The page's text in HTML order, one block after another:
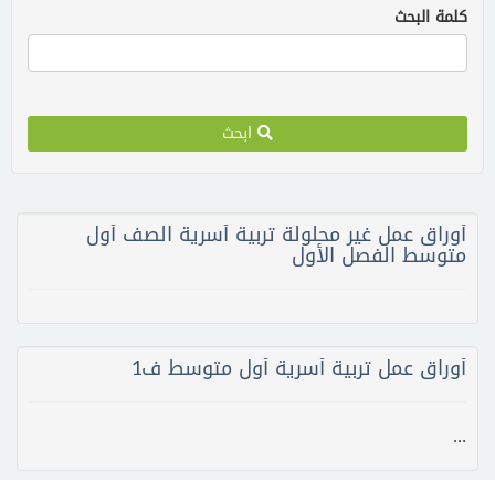
كلمة البحث
ابحث
أوراق عمل غير محلولة تربية أسرية الصف أول
متوسط الفصل الأول
أوراق عمل تربية أسرية أول متوسط ف1
...